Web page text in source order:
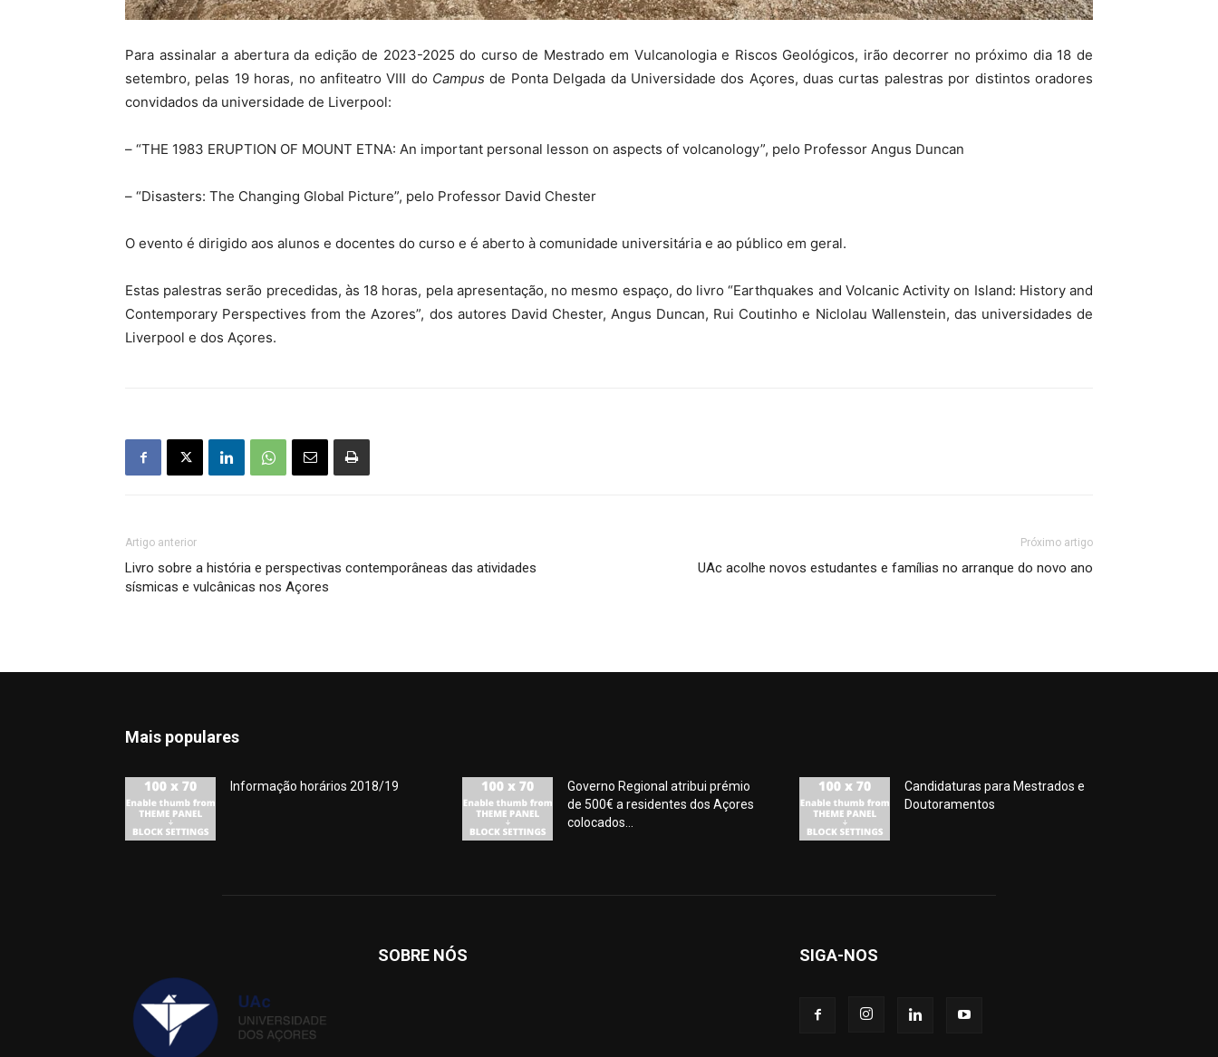
Para assinalar a abertura da edição de 2023-2025 do curso de Mestrado em Vulcanologia e Riscos Geológicos, irão decorrer no próximo dia 18 de
setembro, pelas 19 horas, no anfiteatro VIII do Campus de Ponta Delgada da Universidade dos Açores, duas curtas palestras por distintos oradores
convidados da universidade de Liverpool:
– “THE 1983 ERUPTION OF MOUNT ETNA: An important personal lesson on aspects of volcanology”, pelo Professor Angus Duncan
– “Disasters: The Changing Global Picture”, pelo Professor David Chester
O evento é dirigido aos alunos e docentes do curso e é aberto à comunidade universitária e ao público em geral.
Estas palestras serão precedidas, às 18 horas, pela apresentação, no mesmo espaço, do livro “Earthquakes and Volcanic Activity on Island: History and
Contemporary Perspectives from the Azores”, dos autores David Chester, Angus Duncan, Rui Coutinho e Niclolau Wallenstein, das universidades de
Liverpool e dos Açores.
Artigo anterior
Livro sobre a história e perspectivas contemporâneas das atividades
sísmicas e vulcânicas nos Açores
Próximo artigo
UAc acolhe novos estudantes e famílias no arranque do novo ano
Mais populares
Informação horários 2018/19
Governo Regional atribui prémio
de 500€ a residentes dos Açores
colocados...
Candidaturas para Mestrados e
Doutoramentos
SOBRE NÓS SIGA-NOS